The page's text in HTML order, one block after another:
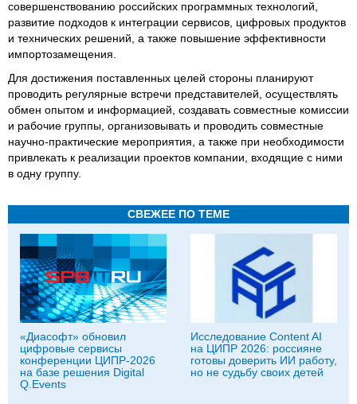
совершенствованию российских программных технологий,
развитие подходов к интеграции сервисов, цифровых продуктов
и технических решений, а также повышение эффективности
импортозамещения.
Для достижения поставленных целей стороны планируют
проводить регулярные встречи представителей, осуществлять
обмен опытом и информацией, создавать совместные комиссии
и рабочие группы, организовывать и проводить совместные
научно-практические мероприятия, а также при необходимости
привлекать к реализации проектов компании, входящие с ними
в одну группу.
СВЕЖЕЕ ПО ТЕМЕ
«Диасофт» обновил
цифровые сервисы
конференции ЦИПР-2026
на базе решения Digital
Q.Events
Исследование Content AI
на ЦИПР 2026: россияне
готовы доверить ИИ работу,
но не судьбу своих детей